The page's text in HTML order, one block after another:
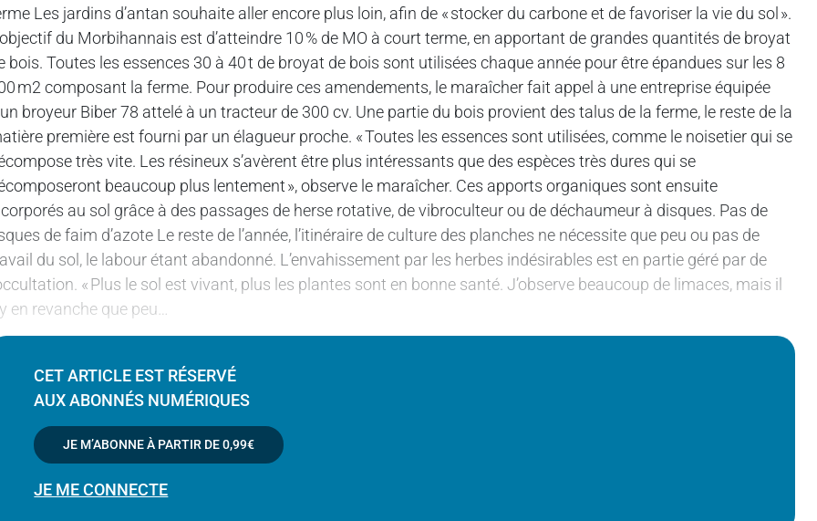
Les jardins d’antan souhaite aller encore plus loin, afin de « stocker du carbone et de favoriser la vie du sol ».
du Morbihannais est d’atteindre 10 % de MO à court terme, en apportant de grandes quantités de broyat
bois. Toutes les essences 30 à 40 t de broyat de bois sont utilisées chaque année pour être épandues sur les 8
m2 composant la ferme. Pour produire ces amendements, le maraîcher fait appel à une entreprise équipée
broyeur Biber 78 attelé à un tracteur de 300 cv. Une partie du bois provient des talus de la ferme, le reste de la
première est fourni par un élagueur proche. « Toutes les essences sont utilisées, comme le noisetier qui se
très vite. Les résineux s’avèrent être plus intéressants que des espèces très dures qui se
beaucoup plus lentement », observe le maraîcher. Ces apports organiques sont ensuite
au sol grâce à des passages de herse rotative, de vibroculteur ou de déchaumeur à disques. Pas de
de faim d’azote Le reste de l’année, l’itinéraire de culture des planches ne nécessite que peu ou pas de
du sol, le labour étant abandonné. L’envahissement par les herbes indésirables est en partie géré par de
« Plus le sol est vivant, plus les plantes sont en bonne santé. J’observe beaucoup de limaces, mais il
en revanche que peu…
CET ARTICLE EST RÉSERVÉ
AUX ABONNÉS NUMÉRIQUES
JE M’ABONNE À PARTIR DE0,99€
JE ME CONNECTE
Il y a 1
Garder
cette
que